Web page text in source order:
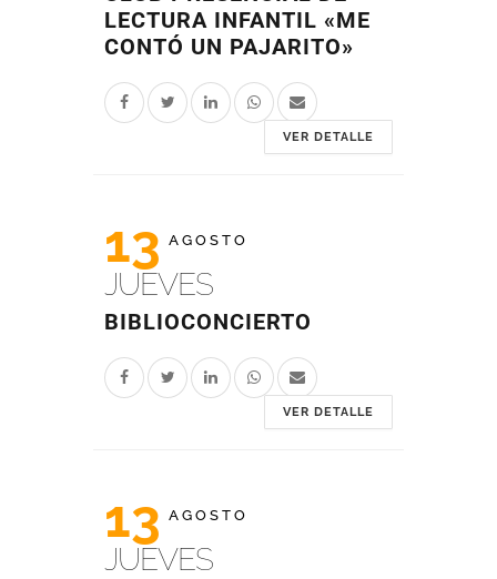
LECTURA INFANTIL «ME
CONTÓ UN PAJARITO»
VER DETALLE
13 AGOSTO
JUEVES
BIBLIOCONCIERTO
VER DETALLE
13 AGOSTO
JUEVES